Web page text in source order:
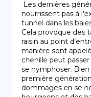
nourrissent pas à
tunnel dans les
Cela provoque des
raisin au point
manière sont
chenille peut
se nymphoser.
première
dommages en se